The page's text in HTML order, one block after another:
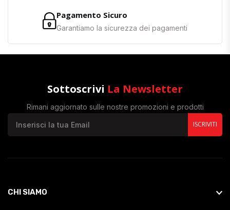
Pagamento Sicuro
Garantiamo la sicurezza dei pagamenti
Sottoscrivi La Newsletter
Rimani aggiornato sulle nostre promozioni e prodotti
ISCRIVITI
CHI SIAMO